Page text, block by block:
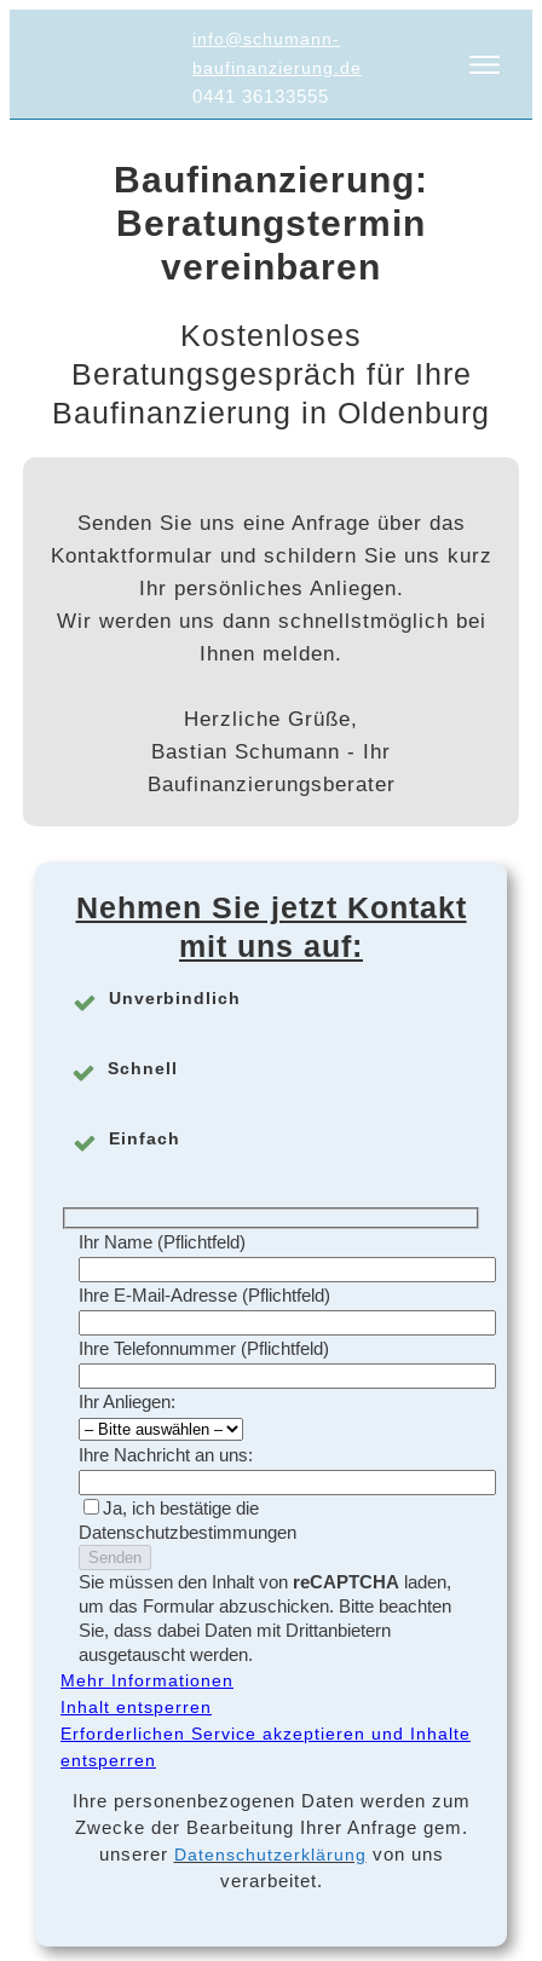
info@schumann-
baufinanzierung.de
0441 36133555
Baufinanzierung:
Beratungstermin
vereinbaren
Kostenloses
Beratungsgespräch für Ihre
Baufinanzierung in Oldenburg
Senden Sie uns eine Anfrage über das
Kontaktformular und schildern Sie uns kurz
Ihr persönliches Anliegen.
Wir werden uns dann schnellstmöglich bei
Ihnen melden.
Herzliche Grüße,
Bastian Schumann - Ihr
Baufinanzierungsberater
Nehmen Sie jetzt Kontakt
mit uns auf:
Unverbindlich
Schnell
Einfach
Ihr Name (Pflichtfeld)
Ihre E-Mail-Adresse (Pflichtfeld)
Ihre Telefonnummer (Pflichtfeld)
Ihr Anliegen:
Ihre Nachricht an uns:
Ja, ich bestätige die
Datenschutzbestimmungen
Sie müssen den Inhalt von reCAPTCHA laden,
um das Formular abzuschicken. Bitte beachten
Sie, dass dabei Daten mit Drittanbietern
ausgetauscht werden.
Mehr Informationen
Inhalt entsperren
Erforderlichen Service akzeptieren und Inhalte
entsperren
Ihre personenbezogenen Daten werden zum
Zwecke der Bearbeitung Ihrer Anfrage gem.
unserer Datenschutzerklärung von uns
verarbeitet.